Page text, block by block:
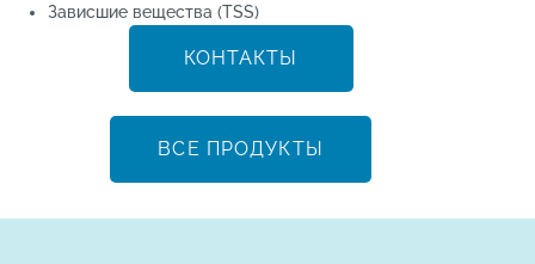
Зависшие вещества (TSS)
КОНТАКТЫ
ВСЕ ПРОДУКТЫ